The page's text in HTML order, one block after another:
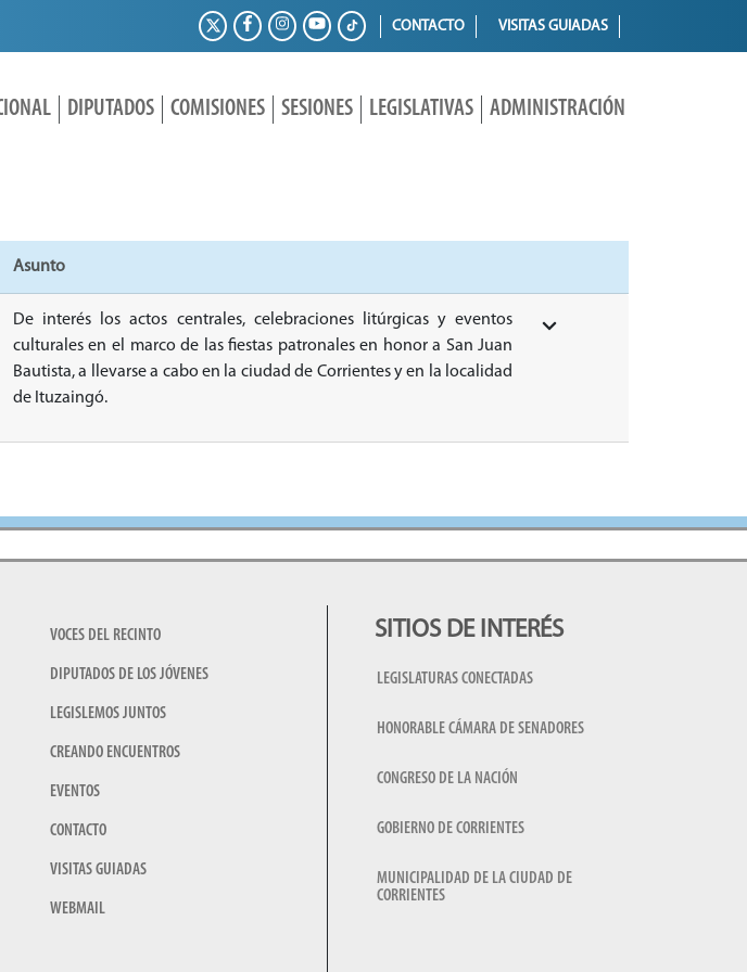
CONTACTO VISITAS GUIADAS
DIPUTADOS COMISIONES SESIONES LEGISLATIVAS ADMINISTRACIÓN
Asunto
De interés los actos centrales, celebraciones litúrgicas y eventos
culturales en el marco de las fiestas patronales en honor a San Juan
Bautista, a llevarse a cabo en la ciudad de Corrientes y en la localidad
de Ituzaingó.
VOCES DEL RECINTO
DIPUTADOS DE LOS JÓVENES
LEGISLEMOS JUNTOS
CREANDO ENCUENTROS
EVENTOS
CONTACTO
VISITAS GUIADAS
WEBMAIL
SITIOS DE INTERÉS
LEGISLATURAS CONECTADAS
HONORABLE CÁMARA DE SENADORES
CONGRESO DE LA NACIÓN
GOBIERNO DE CORRIENTES
MUNICIPALIDAD DE LA CIUDAD DE
CORRIENTES